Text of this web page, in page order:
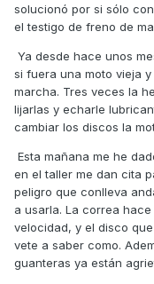
solucionó por si sólo
el testigo de freno de
Ya desde hace unos
si fuera una moto vieja
marcha. Tres veces la
lijarlas y echarle
cambiar los discos la
Esta mañana me he
en el taller me dan cita
peligro que conlleva
a usarla. La correa
velocidad, y el disco
vete a saber como.
guanteras ya están